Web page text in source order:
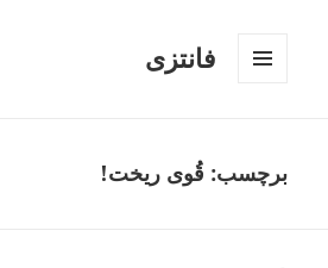
فانتزی
برچسب: قُوی ریخت!